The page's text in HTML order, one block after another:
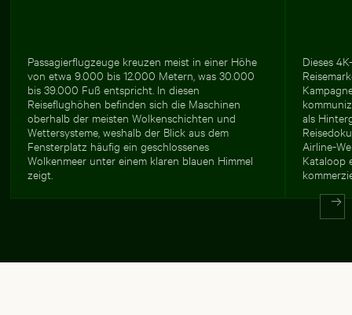
Passagierflugzeuge kreuzen meist in einer Höhe
von etwa 9.000 bis 12.000 Metern, was 30.000
bis 39.000 Fuß entspricht. In diesen
Reiseflughöhen befinden sich die Maschinen
oberhalb der meisten Wolkenschichten und
Wettersysteme, weshalb der Blick aus dem
Fensterplatz häufig ein geschlossenes
Wolkenmeer unter einem klaren blauen Himmel
zeigt.
Dieses
als
Airline-
Kataloop